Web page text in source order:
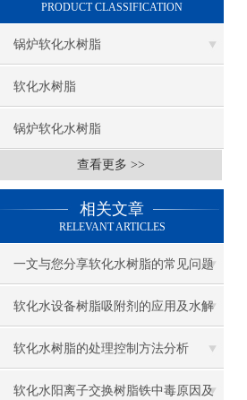
PRODUCT CLASSIFICATION
锅炉软化水树脂
软化水树脂
锅炉软化水树脂
查看更多 >>
相关文章
RELEVANT ARTICLES
一文与您分享软化水树脂的常见问题
相应解决方法
软化水设备树脂吸附剂的应用及水解
反应
软化水树脂的处理控制方法分析
软化水阳离子交换树脂铁中毒原因及